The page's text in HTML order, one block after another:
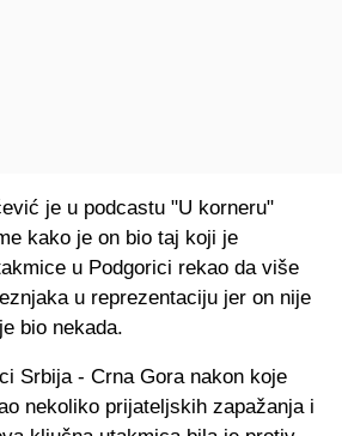
je u podcastu "U korneru"
kako je on bio taj koji je
u Podgorici rekao da više
u reprezentaciju jer on nije
bio nekada.
Srbija - Crna Gora nakon koje
nekoliko prijateljskih zapažanja i